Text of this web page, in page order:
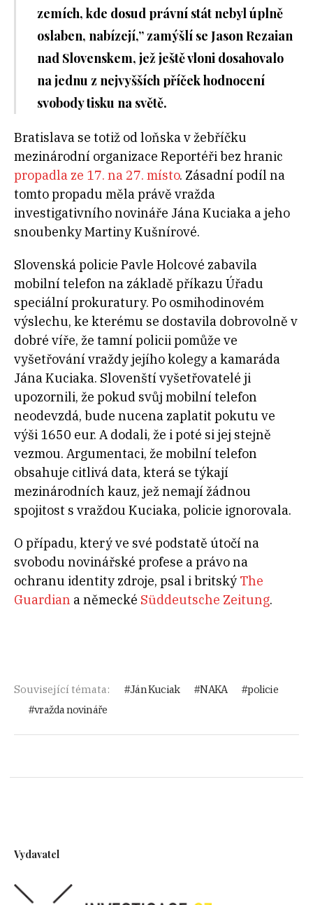
zemích, kde dosud právní stát nebyl úplně
oslaben, nabízejí,” zamýšlí se Jason Rezaian
nad Slovenskem, jež ještě vloni dosahovalo
na jednu z nejvyšších příček hodnocení
svobody tisku na světě.
Bratislava se totiž od loňska v žebříčku
mezinárodní organizace Reportéři bez hranic
propadla ze 17. na 27. místo. Zásadní podíl na
tomto propadu měla právě vražda
investigativního novináře Jána Kuciaka a jeho
snoubenky Martiny Kušnírové.
Slovenská policie Pavle Holcové zabavila
mobilní telefon na základě příkazu Úřadu
speciální prokuratury. Po osmihodinovém
výslechu, ke kterému se dostavila dobrovolně v
dobré víře, že tamní policii pomůže ve
vyšetřování vraždy jejího kolegy a kamaráda
Jána Kuciaka. Slovenští vyšetřovatelé ji
upozornili, že pokud svůj mobilní telefon
neodevzdá, bude nucena zaplatit pokutu ve
výši 1650 eur. A dodali, že i poté si jej stejně
vezmou. Argumentaci, že mobilní telefon
obsahuje citlivá data, která se týkají
mezinárodních kauz, jež nemají žádnou
spojitost s vraždou Kuciaka, policie ignorovala.
O případu, který ve své podstatě útočí na
svobodu novinářské profese a právo na
ochranu identity zdroje, psal i britský The
Guardian a německé Süddeutsche Zeitung.
Související témata: Ján Kuciak NAKA
policie
vražda novináře
Vydavatel